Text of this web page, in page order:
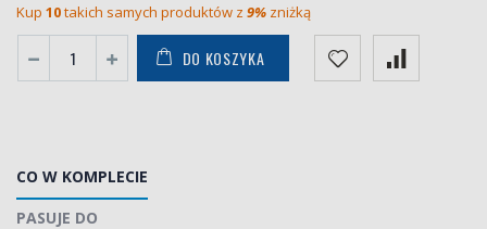
Kup 10takich samych produktów z 9% zniżką
DO KOSZYKA
CO W KOMPLECIE
PASUJE DO